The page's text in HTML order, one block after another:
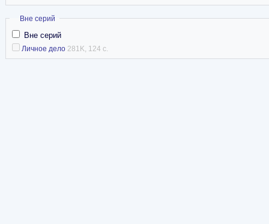
Скрыть
Вне серий
Вне серий
Личное дело 281K, 124 с.